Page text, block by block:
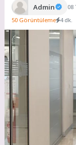
Admin 08
50 Görüntüleme 4 dk.